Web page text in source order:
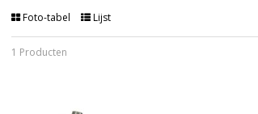
Foto-tabel Lijst
1 Producten